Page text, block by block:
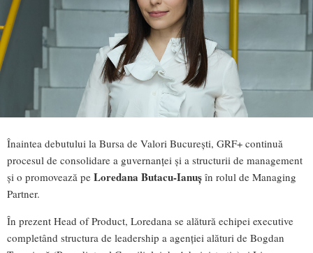
Înaintea debutului la Bursa de Valori București, GRF+ continuă
procesul de consolidare a guvernanței și a structurii de management
și o promovează pe Loredana Butacu-Ianuș în rolul de Managing
Partner.
În prezent Head of Product, Loredana se alătură echipei executive
completând structura de leadership a agenției alături de Bogdan